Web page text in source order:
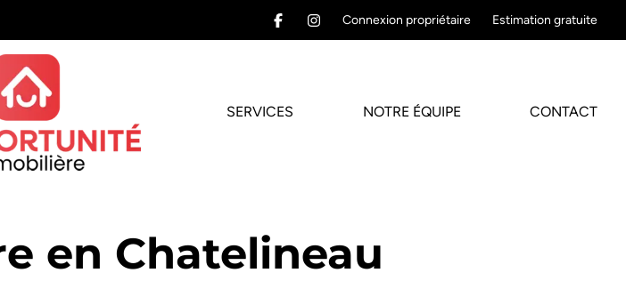
Connexion propriétaire Estimation gratuite
SERVICES NOTRE ÉQUIPE CONTACT
en Chatelineau